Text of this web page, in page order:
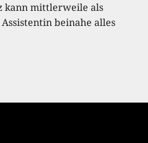
kann mittlerweile als
beinahe alles